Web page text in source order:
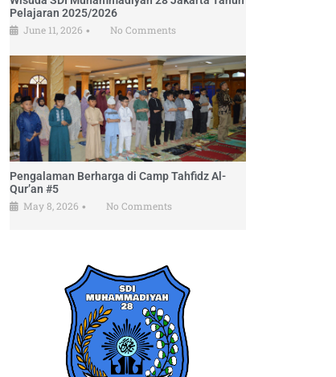
Pelajaran 2025/2026
June 11, 2026 • No Comments
Pengalaman Berharga di Camp Tahfidz Al-
Qur’an #5
May 8, 2026 • No Comments